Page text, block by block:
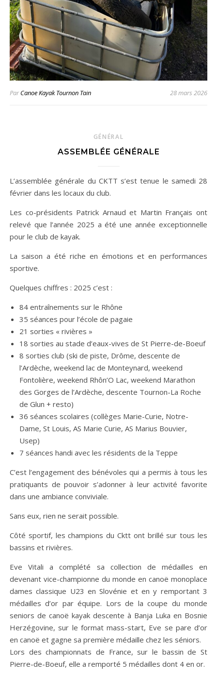
ParCanoe Kayak Tournon Tain 28 mars 2026
GÉNÉRAL
ASSEMBLÉE GÉNÉRALE
L’assemblée générale du CKTT s’est tenue le samedi 28
février dans les locaux du club.
Les co-présidents Patrick Arnaud et Martin Français ont
relevé que l’année 2025 a été une année exceptionnelle
pour le club de kayak.
La saison a été riche en émotions et en performances
sportive.
Quelques chiffres : 2025 c’est :
84 entraînements sur le Rhône
35 séances pour l’école de pagaie
21 sorties « rivières »
18 sorties au stade d’eaux-vives de St Pierre-de-Boeuf
8 sorties club (ski de piste, Drôme, descente de
l’Ardèche, weekend lac de Monteynard, weekend
Fontolière, weekend Rhôn’O Lac, weekend Marathon
des Gorges de l’Ardèche, descente Tournon-La Roche
de Glun + resto)
36 séances scolaires (collèges Marie-Curie, Notre-
Dame, St Louis, AS Marie Curie, AS Marius Bouvier,
Usep)
7 séances handi avec les résidents de la Teppe
C’est l’engagement des bénévoles qui a permis à tous les
pratiquants de pouvoir s’adonner à leur activité favorite
dans une ambiance conviviale.
Sans eux, rien ne serait possible.
Côté sportif, les champions du Cktt ont brillé sur tous les
bassins et rivières.
Eve Vitali a complété sa collection de médailles en
devenant vice-championne du monde en canoë monoplace
dames classique U23 en Slovénie et en y remportant 3
médailles d’or par équipe. Lors de la coupe du monde
seniors de canoë kayak descente à Banja Luka en Bosnie
Herzégovine, sur le format mass-start, Eve se pare d’or
en canoë et gagne sa première médaille chez les séniors.
Lors des championnats de France, sur le bassin de St
Pierre-de-Boeuf, elle a remporté 5 médailles dont 4 en or.